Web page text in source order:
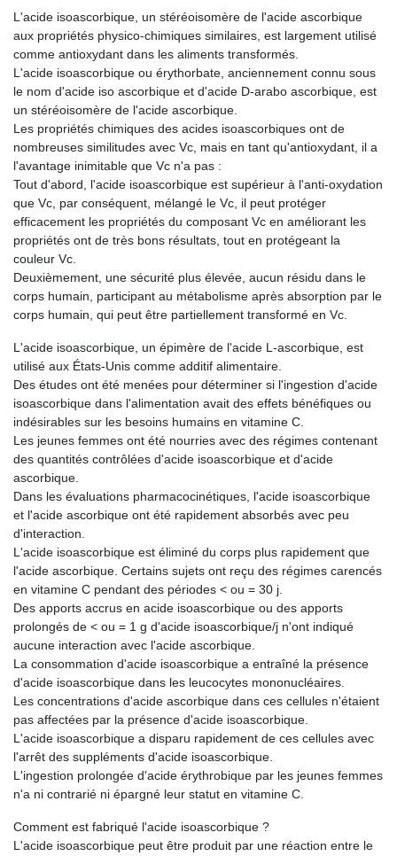
L'acide isoascorbique, un stéréoisomère de l'acide ascorbique
aux propriétés physico-chimiques similaires, est largement utilisé
comme antioxydant dans les aliments transformés.
L'acide isoascorbique ou érythorbate, anciennement connu sous
le nom d'acide iso ascorbique et d'acide D-arabo ascorbique, est
un stéréoisomère de l'acide ascorbique.
Les propriétés chimiques des acides isoascorbiques ont de
nombreuses similitudes avec Vc, mais en tant qu'antioxydant, il a
l'avantage inimitable que Vc n'a pas :
Tout d'abord, l'acide isoascorbique est supérieur à l'anti-oxydation
que Vc, par conséquent, mélangé le Vc, il peut protéger
efficacement les propriétés du composant Vc en améliorant les
propriétés ont de très bons résultats, tout en protégeant la
couleur Vc.
Deuxièmement, une sécurité plus élevée, aucun résidu dans le
corps humain, participant au métabolisme après absorption par le
corps humain, qui peut être partiellement transformé en Vc.
L'acide isoascorbique, un épimère de l'acide L-ascorbique, est
utilisé aux États-Unis comme additif alimentaire.
Des études ont été menées pour déterminer si l'ingestion d'acide
isoascorbique dans l'alimentation avait des effets bénéfiques ou
indésirables sur les besoins humains en vitamine C.
Les jeunes femmes ont été nourries avec des régimes contenant
des quantités contrôlées d'acide isoascorbique et d'acide
ascorbique.
Dans les évaluations pharmacocinétiques, l'acide isoascorbique
et l'acide ascorbique ont été rapidement absorbés avec peu
d'interaction.
L'acide isoascorbique est éliminé du corps plus rapidement que
l'acide ascorbique. Certains sujets ont reçu des régimes carencés
en vitamine C pendant des périodes < ou = 30 j.
Des apports accrus en acide isoascorbique ou des apports
prolongés de < ou = 1 g d'acide isoascorbique/j n'ont indiqué
aucune interaction avec l'acide ascorbique.
La consommation d'acide isoascorbique a entraîné la présence
d'acide isoascorbique dans les leucocytes mononucléaires.
Les concentrations d'acide ascorbique dans ces cellules n'étaient
pas affectées par la présence d'acide isoascorbique.
L'acide isoascorbique a disparu rapidement de ces cellules avec
l'arrêt des suppléments d'acide isoascorbique.
L'ingestion prolongée d'acide érythrobique par les jeunes femmes
n'a ni contrarié ni épargné leur statut en vitamine C.
Comment est fabriqué l'acide isoascorbique ?
L'acide isoascorbique peut être produit par une réaction entre le